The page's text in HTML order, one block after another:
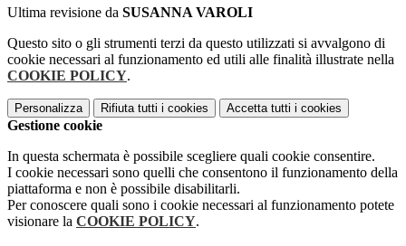
Ultima revisione da SUSANNA VAROLI
Questo sito o gli strumenti terzi da questo utilizzati si avvalgono di
cookie necessari al funzionamento ed utili alle finalità illustrate nella
COOKIE POLICY.
Personalizza Rifiuta tutti i cookies Accetta tutti i cookies
Gestione cookie
In questa schermata è possibile scegliere quali cookie consentire.
I cookie necessari sono quelli che consentono il funzionamento della
piattaforma e non è possibile disabilitarli.
Per conoscere quali sono i cookie necessari al funzionamento potete
visionare la COOKIE POLICY.